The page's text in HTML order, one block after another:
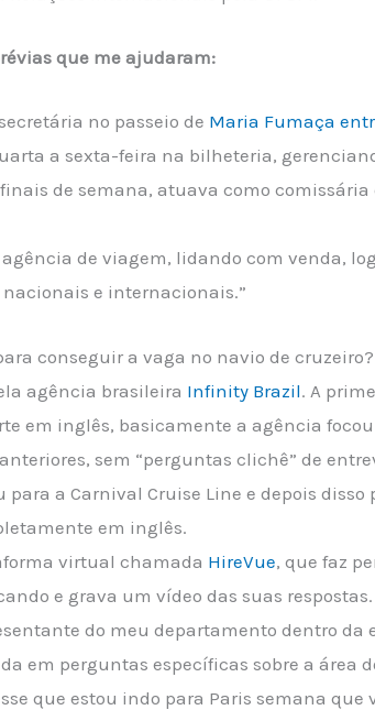
que me ajudaram:
no passeio de Maria Fumaça
a sexta-feira na bilheteria,
de semana, atuava como
de viagem, lidando com venda,
e internacionais.”
conseguir a vaga no navio de cruzeiro?
agência brasileira Infinity Brazil. A
em inglês, basicamente a agência
sem “perguntas clichê” de
a Carnival Cruise Line e depois disso
em inglês.
virtual chamada HireVue, que faz
e grava um vídeo das suas respostas.
do meu departamento dentro da
em perguntas específicas sobre a área
que estou indo para Paris semana que